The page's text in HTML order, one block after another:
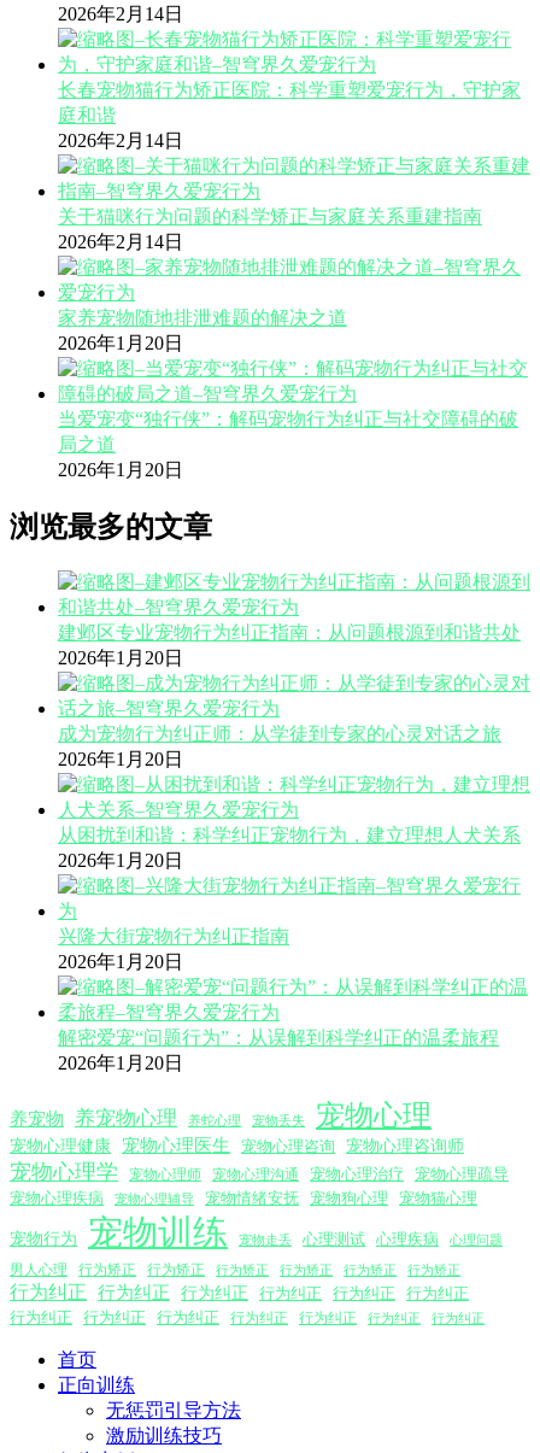
2026年2月14日
长春宠物猫行为矫正医院：科学重塑爱宠行为，守护家
庭和谐
2026年2月14日
关于猫咪行为问题的科学矫正与家庭关系重建指南
2026年2月14日
家养宠物随地排泄难题的解决之道
2026年1月20日
当爱宠变“独行侠”：解码宠物行为纠正与社交障碍的破
局之道
2026年1月20日
浏览最多的文章
建邺区专业宠物行为纠正指南：从问题根源到和谐共处
2026年1月20日
成为宠物行为纠正师：从学徒到专家的心灵对话之旅
2026年1月20日
从困扰到和谐：科学纠正宠物行为，建立理想人犬关系
2026年1月20日
兴隆大街宠物行为纠正指南
2026年1月20日
解密爱宠“问题行为”：从误解到科学纠正的温柔旅程
2026年1月20日
养宠物 养宠物心理 养蛇心理 宠物丢失 宠物心理
宠物心理健康 宠物心理医生 宠物心理咨询 宠物心理咨询师
宠物心理学 宠物心理师 宠物心理沟通 宠物心理治疗
宠物心理疏导
宠物心理疾病
宠物心理辅导 宠物情绪安抚 宠物狗心理 宠物猫心理
宠物行为 宠物训练 宠物走丢 心理测试 心理疾病 心理问题
男人心理 行为矫正 行为矫正 行为矫正 行为矫正 行为矫正 行为矫正
行为纠正 行为纠正 行为纠正 行为纠正 行为纠正
行为纠正
行为纠正
行为纠正 行为纠正 行为纠正 行为纠正 行为纠正 行为纠正
首页
正向训练
无惩罚引导方法
激励训练技巧